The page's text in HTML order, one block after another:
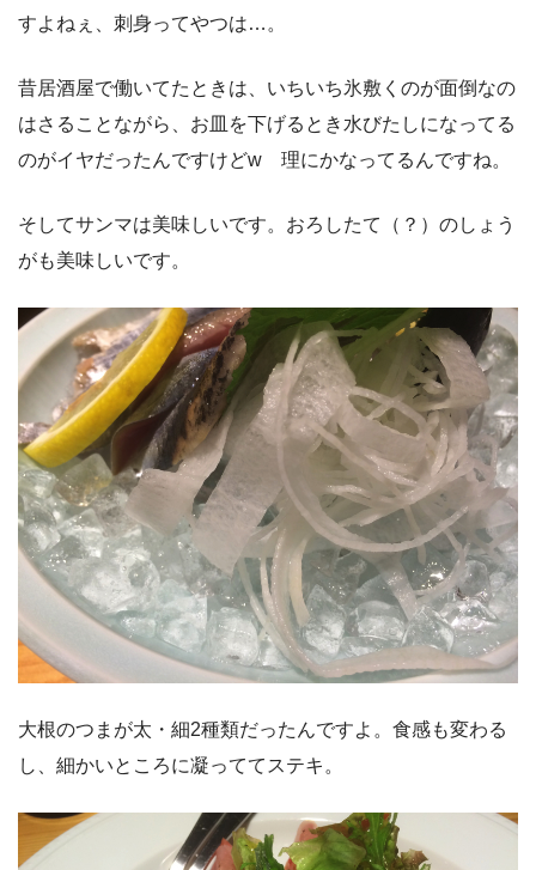
すよねぇ、刺身ってやつは…。
昔居酒屋で働いてたときは、いちいち氷敷くのが面倒なの
はさることながら、お皿を下げるとき水びたしになってる
のがイヤだったんですけどw 理にかなってるんですね。
そしてサンマは美味しいです。おろしたて（？）のしょう
がも美味しいです。
大根のつまが太・細2種類だったんですよ。食感も変わる
し、細かいところに凝っててステキ。